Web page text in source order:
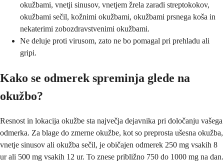
okužbami, vnetji sinusov, vnetjem žrela zaradi streptokokov,
okužbami sečil, kožnimi okužbami, okužbami prsnega koša in
nekaterimi zobozdravstvenimi okužbami.
Ne deluje proti virusom, zato ne bo pomagal pri prehladu ali
gripi.
Kako se odmerek spreminja glede na
okužbo?
Resnost in lokacija okužbe sta največja dejavnika pri določanju vašega
odmerka. Za blage do zmerne okužbe, kot so preprosta ušesna okužba,
vnetje sinusov ali okužba sečil, je običajen odmerek 250 mg vsakih 8
ur ali 500 mg vsakih 12 ur. To znese približno 750 do 1000 mg na dan.